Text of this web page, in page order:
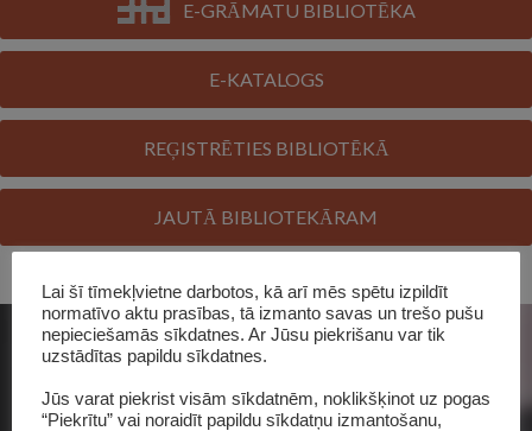
E-GRĀMATU BIBLIOTĒKA
E-KATALOGS
REĢISTRĒTIES BIBLIOTĒKĀ
JAUTĀ BIBLIOTEKĀRAM
Lai šī tīmekļvietne darbotos, kā arī mēs spētu izpildīt
normatīvo aktu prasības, tā izmanto savas un trešo pušu
nepieciešamās sīkdatnes. Ar Jūsu piekrišanu var tik
uzstādītas papildu sīkdatnes.
Jūs varat piekrist visām sīkdatnēm, noklikšķinot uz pogas
“Piekrītu” vai noraidīt papildu sīkdatņu izmantošanu,